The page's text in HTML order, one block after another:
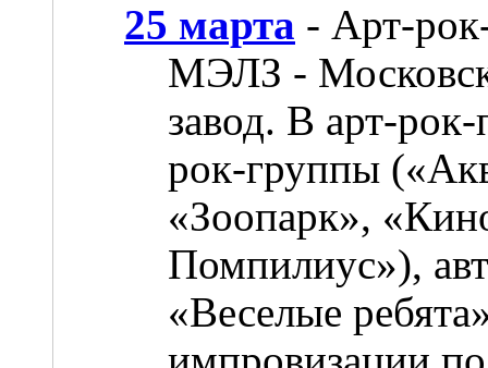
25 марта - Арт-
МЭЛЗ -
завод. В арт-
рок-группы
«Зоопарк»,
Помпилиус»),
«Веселые